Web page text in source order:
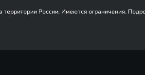
России. Имеются ограничения.